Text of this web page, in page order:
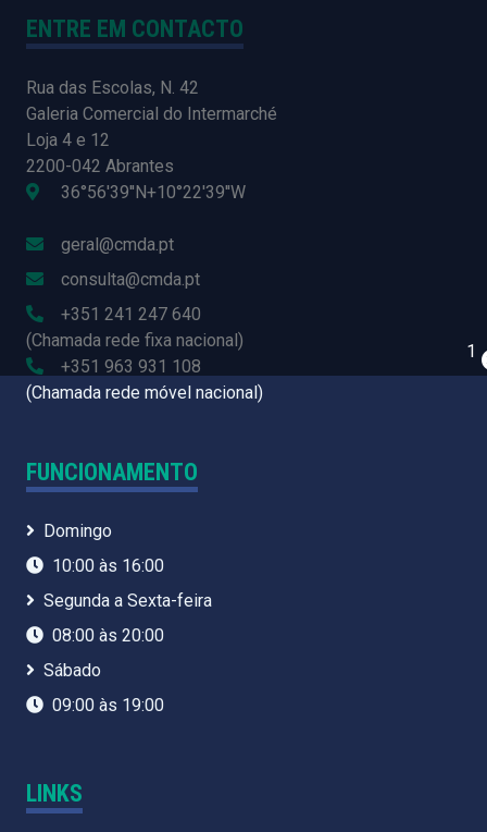
ENTRE EM CONTACTO
Rua das Escolas, N. 42
Galeria Comercial do Intermarché
Loja 4 e 12
2200-042 Abrantes
36°56'39''N+10°22'39''W
geral@cmda.pt
consulta@cmda.pt
+351 241 247 640
(Chamada rede fixa nacional)
+351 963 931 108
(Chamada rede móvel nacional)
FUNCIONAMENTO
Domingo
10:00 às 16:00
Segunda a Sexta-feira
08:00 às 20:00
Sábado
09:00 às 19:00
LINKS